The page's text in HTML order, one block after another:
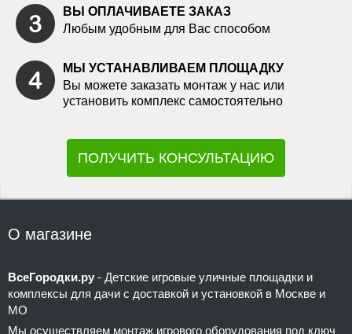
ВЫ ОПЛАЧИВАЕТЕ ЗАКАЗ
Любым удобным для Вас способом
МЫ УСТАНАВЛИВАЕМ ПЛОЩАДКУ
Вы можете заказать монтаж у нас или
установить комплекс самостоятельно
ПОЛУЧИТЬ КОНСУЛЬТАЦИЮ
О магазине
ВсеГородки.ру - Детские игровые уличные площадки и
комплексы для дачи с доставкой и установкой в Москве и
МО
Мы осуществляем монтаж игрового оборудования под ключ